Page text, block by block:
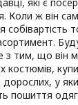
Коли ж він
собівартість
з тим, що він
костюмів,
у
пошиття